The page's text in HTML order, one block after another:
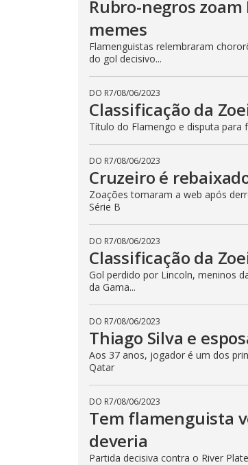
Rubro-negros
memes
Flamenguistas relembraram
do gol decisivo...
DO R7/08/06/2023
Classificação da
Título do Flamengo e disputa para
DO R7/08/06/2023
Cruzeiro é
Zoações tomaram a web após
Série B
DO R7/08/06/2023
Classificação da
Gol perdido por Lincoln, meninos
da Gama...
DO R7/08/06/2023
Thiago Silva e
Aos 37 anos, jogador é um dos
Qatar
DO R7/08/06/2023
Tem flamenguista
deveria
Partida decisiva contra o River